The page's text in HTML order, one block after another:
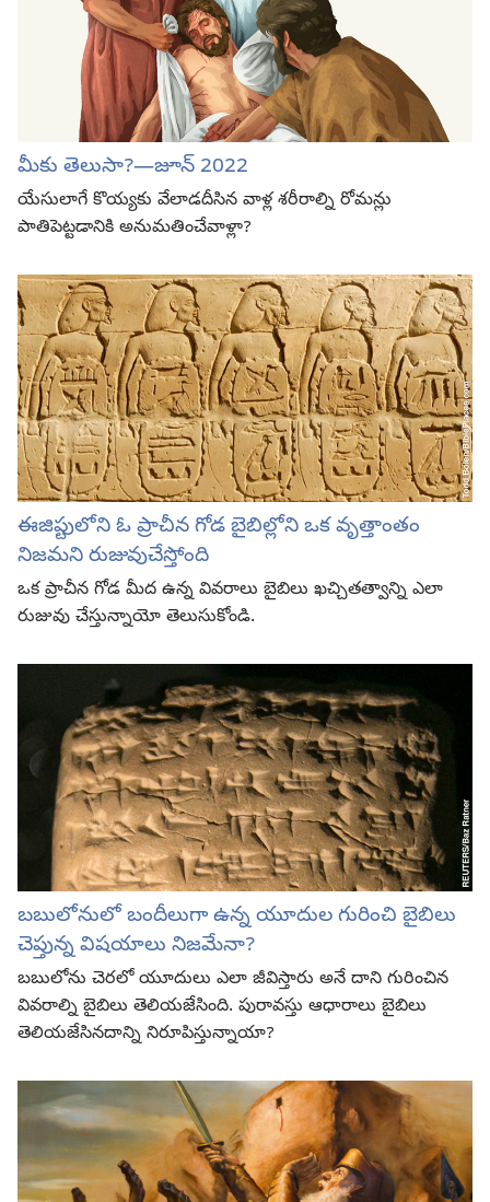
మీకు తెలుసా?—జూన్‌ 2022
యేసులాగే కొయ్యకు వేలాడదీసిన వాళ్ల శరీరాల్ని రోమన్లు
పాతిపెట్టడానికి అనుమతించేవాళ్లా?
ఈజిప్టులోని ఓ ప్రాచీన గోడ బైబిల్లోని ఒక వృత్తాంతం
నిజమని రుజువుచేస్తోంది
ఒక ప్రాచీన గోడ మీద ఉన్న వివరాలు బైబిలు ఖచ్చితత్వాన్ని ఎలా
రుజువు చేస్తున్నాయో తెలుసుకోండి.
బబులోనులో బందీలుగా ఉన్న యూదుల గురించి బైబిలు
చెప్తున్న విషయాలు నిజమేనా?
బబులోను చెరలో యూదులు ఎలా జీవిస్తారు అనే దాని గురించిన
వివరాల్ని బైబిలు తెలియజేసింది. పురావస్తు ఆధారాలు బైబిలు
తెలియజేసినదాన్ని నిరూపిస్తున్నాయా?